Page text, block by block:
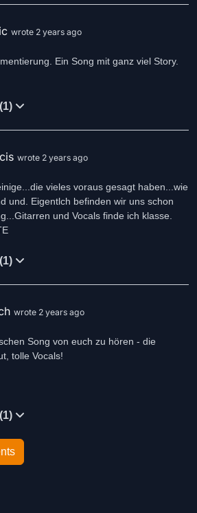
wrote 2 years ago
Ein Song mit ganz viel Story.
wrote 2 years ago
vieles voraus gesagt haben...wie
und. Eigentlch befinden wir uns schon
und Vocals finde ich klasse.
wrote 2 years ago
Song von euch zu hören - die
tolle Vocals!